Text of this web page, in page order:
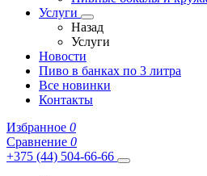
Услуги
Назад
Услуги
Новости
Пиво в банках по 3 литра
Все новинки
Контакты
Избранное 0
Сравнение 0
+375 (44) 504-66-66